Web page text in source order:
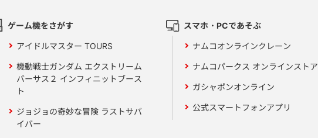
ゲーム機をさがす
アイドルマスター TOURS
機動戦士ガンダム エクストリーム
バーサス２ インフィニットブース
ト
ジョジョの奇妙な冒険 ラストサバ
イバー
スマホ・PCであそぶ
ナムコオンラインクレーン
ナムコパークス オンラインストア
ガシャポンオンライン
公式スマートフォンアプリ